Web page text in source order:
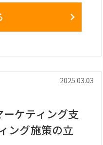
義の明確化
理）領域の現状業
含む）
近郊顧客先へのヒ
）
2025.03.03
ケティング支
ング施策の立